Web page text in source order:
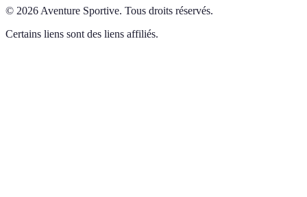
© 2026 Aventure Sportive. Tous droits réservés.
Certains liens sont des liens affiliés.